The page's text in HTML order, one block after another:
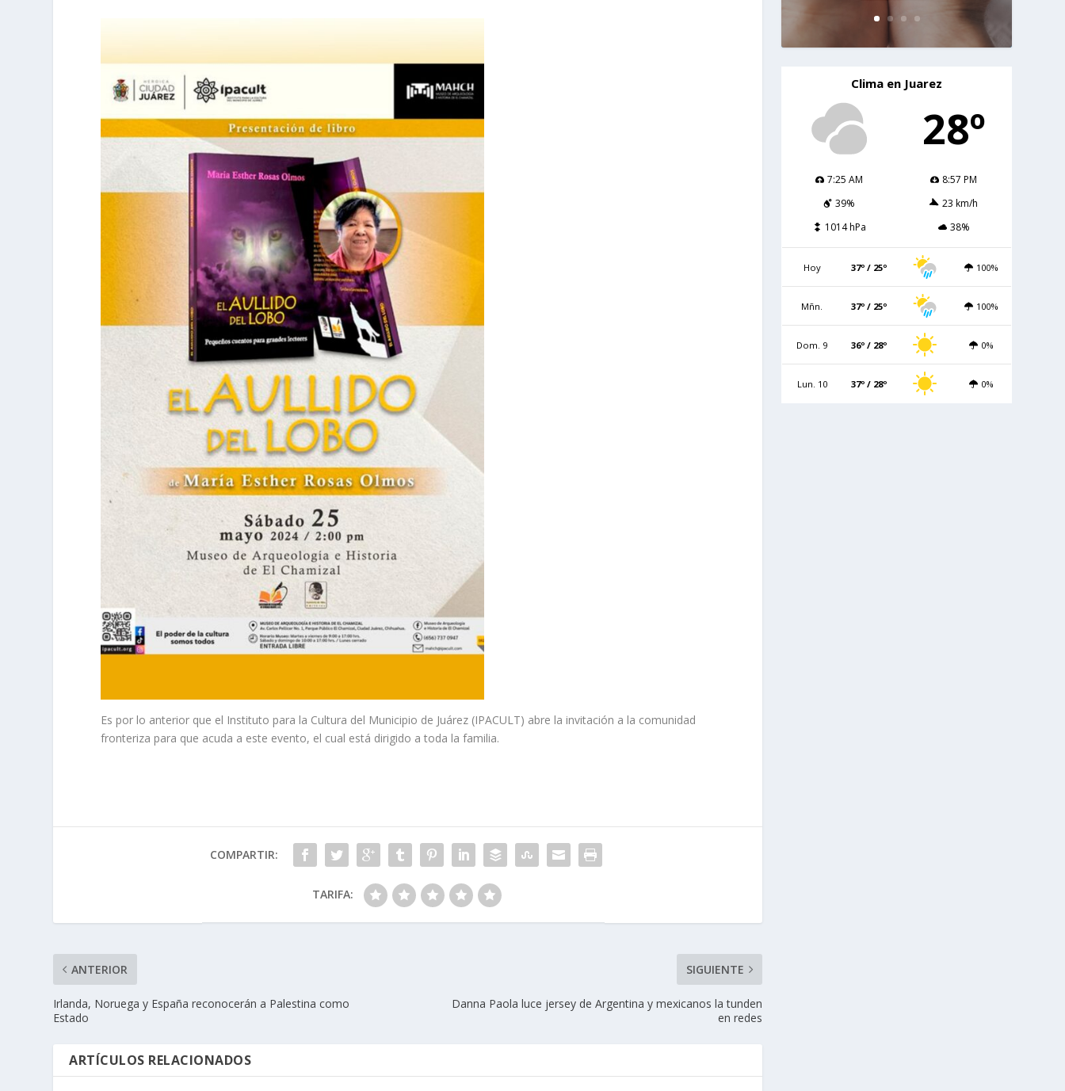
Es por lo anterior que el Instituto para la Cultura del Municipio de Juárez (IPACULT) abre la invitación a la comunidad
fronteriza para que acuda a este evento, el cual está dirigido a toda la familia.
COMPARTIR:
TARIFA:
ANTERIOR
Irlanda, Noruega y España reconocerán a Palestina como
Estado
SIGUIENTE
Danna Paola luce jersey de Argentina y mexicanos la tunden
en redes
ARTÍCULOS RELACIONADOS
Clima en Juarez
28º
7:25 AM
8:57 PM
39%
23 km/h
1014 hPa
38%
Hoy 37º / 25º 100%
Mñn. 37º / 25º 100%
Dom. 9 36º / 28º 0%
Lun. 10 37º / 28º 0%